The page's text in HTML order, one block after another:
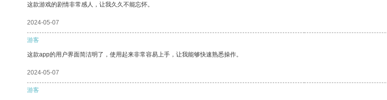
这款游戏的剧情非常感人，让我久久不能忘怀。
2024-05-07
游客
这款app的用户界面简洁明了，使用起来非常容易上手，让我能够快速熟悉操作。
2024-05-07
游客